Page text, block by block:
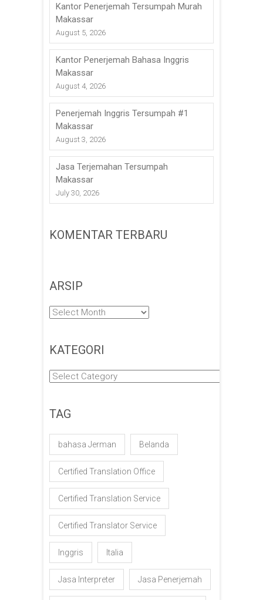
Kantor Penerjemah Tersumpah Murah
Makassar
August 5, 2026
Kantor Penerjemah Bahasa Inggris
Makassar
August 4, 2026
Penerjemah Inggris Tersumpah #1
Makassar
August 3, 2026
Jasa Terjemahan Tersumpah
Makassar
July 30, 2026
KOMENTAR TERBARU
ARSIP
Arsip
KATEGORI
Kategori
TAG
bahasa Jerman Belanda
Certified Translation Office
Certified Translation Service
Certified Translator Service
Inggris Italia
Jasa Interpreter Jasa Penerjemah